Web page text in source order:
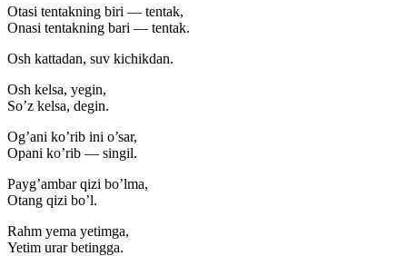
Otasi tentakning biri — tentak,
Onasi tentakning bari — tentak.
Osh kattadan, suv kichikdan.
Osh kelsa, yegin,
So’z kelsa, degin.
Og’ani ko’rib ini o’sar,
Opani ko’rib — singil.
Payg’ambar qizi bo’lma,
Otang qizi bo’l.
Rahm yema yetimga,
Yetim urar betingga.